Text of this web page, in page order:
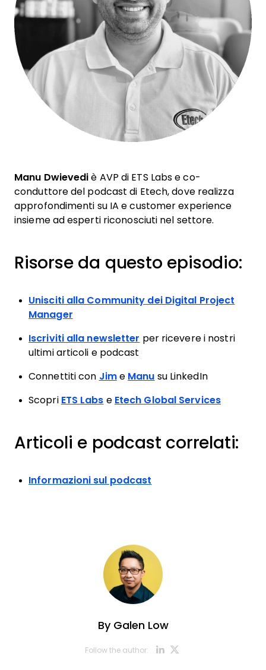
Manu Dwievedi è AVP di ETS Labs e co-
conduttore del podcast di Etech, dove realizza
approfondimenti su IA e customer experience
insieme ad esperti riconosciuti nel settore.
Risorse da questo episodio:
Unisciti alla Community dei Digital Project
Manager
Iscriviti alla newsletter per ricevere i nostri
ultimi articoli e podcast
Connettiti con Jime Manu su LinkedIn
Scopri ETS Labs e Etech Global Services
Articoli e podcast correlati:
Informazioni sul podcast
ByGalen Low
Follow the author: Opens new